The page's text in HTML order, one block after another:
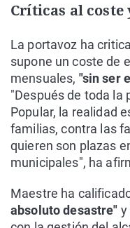
Críticas al
La portavoz ha
supone un coste de
mensuales, "sin ser
"Después de toda la
Popular, la realidad
familias, contra las
quieren son plazas
municipales", ha
Maestre ha
absoluto desastre" y